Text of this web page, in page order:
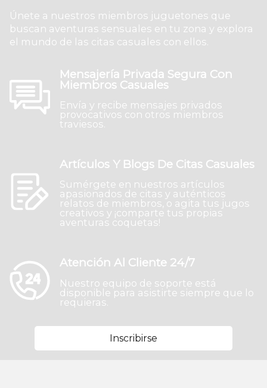
Únete a nuestros miembros juguetones que
buscan aventuras sensuales en tu zona y explora
el mundo de las citas casuales con ellos.
Mensajería Privada Segura Con
Miembros Casuales
Envía y recibe mensajes privados
provocativos con otros miembros
traviesos.
Artículos Y Blogs De Citas Casuales
Sumérgete en nuestros artículos
apasionados de citas y auténticos
relatos de miembros, o agita tus jugos
creativos y ¡comparte tus propias
aventuras coquetas!
Atención Al Cliente 24/7
Nuestro equipo de soporte está
disponible para asistirte siempre que lo
requieras.
Inscribirse